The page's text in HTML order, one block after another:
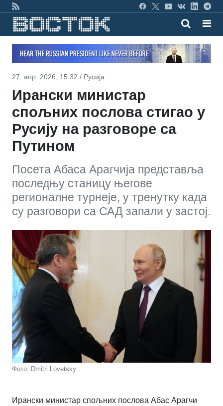
27. апр. 2026, 15:32 / Русија
Ирански министар
спољних послова стигао у
Русију на разговоре са
Путином
Посета Абаса Арагчија представља
последњу станицу његове
регионалне турнеје, у тренутку када
су разговори са САД запали у застој.
Фото: Dmitri Lovetsky
Ирански министар спољних послова Абас Арагчи